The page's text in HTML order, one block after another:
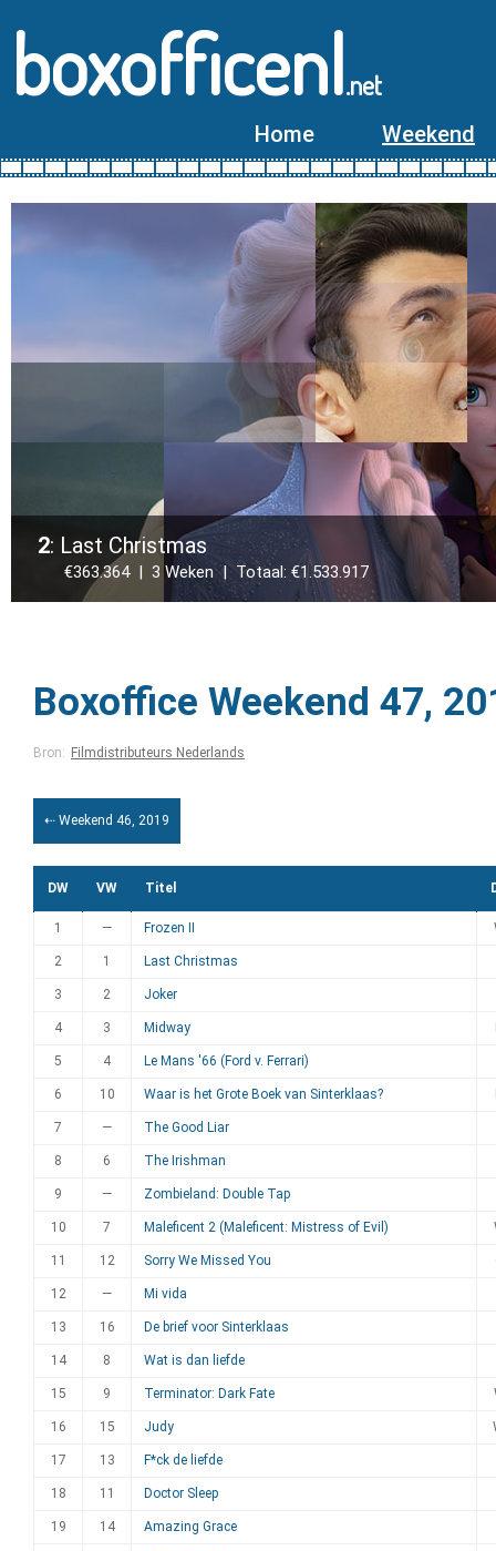
boxofficenl.net
Home Weekend
2: Last Christmas
€363.364 | 3 Weken | Totaal: €1.533.917
Boxoffice Weekend 47,
Bron: Filmdistributeurs Nederlands
⇠ Weekend 46, 2019
DW VW Titel
1 — Frozen II
2 1 Last Christmas
3 2 Joker
4 3 Midway
5 4 Le Mans '66 (Ford v. Ferrari)
6 10 Waar is het Grote Boek van Sinterklaas?
7 — The Good Liar
8 6 The Irishman
9 — Zombieland: Double Tap
10 7 Maleficent 2 (Maleficent: Mistress of Evil)
11 12 Sorry We Missed You
12 — Mi vida
13 16 De brief voor Sinterklaas
14 8 Wat is dan liefde
15 9 Terminator: Dark Fate
16 15 Judy
17 13 F*ck de liefde
18 11 Doctor Sleep
19 14 Amazing Grace